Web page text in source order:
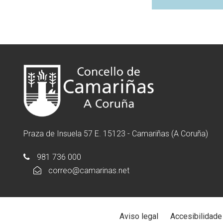
Praza de Insuela 57 E. 15123 - Camariñas (A Coruña)
981 736 000
correo@camarinas.net
Aviso legal Accesibilidade